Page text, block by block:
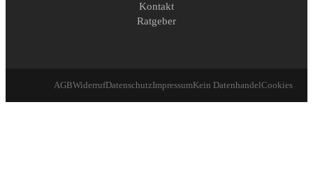
Kontakt
Ratgeber
AGBWiderrufDatenschutzImpressumKein DatenhandelCookies